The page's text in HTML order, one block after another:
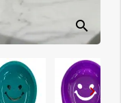
search
